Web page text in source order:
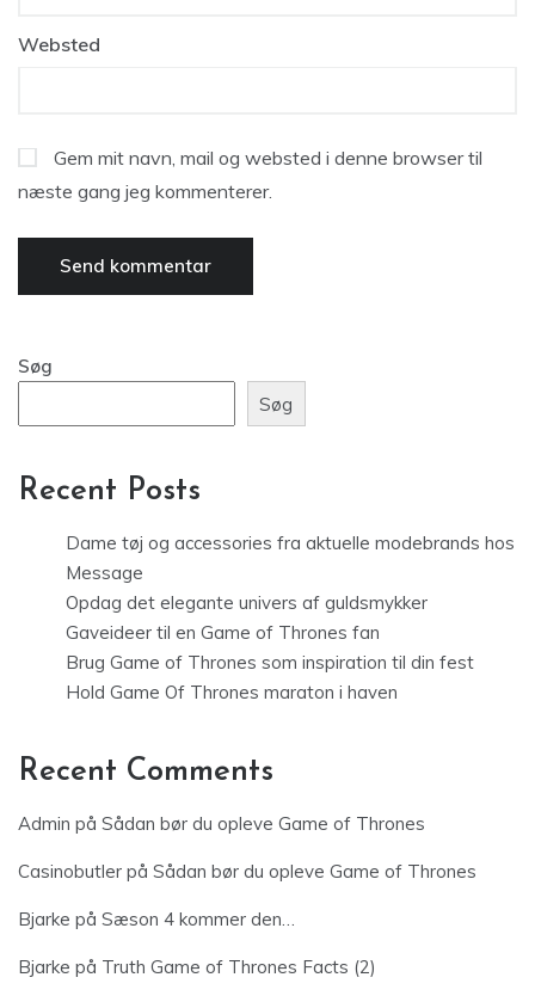
Websted
Gem mit navn, mail og websted i denne browser til
næste gang jeg kommenterer.
Søg
Søg
Recent Posts
Dame tøj og accessories fra aktuelle modebrands hos
Message
Opdag det elegante univers af guldsmykker
Gaveideer til en Game of Thrones fan
Brug Game of Thrones som inspiration til din fest
Hold Game Of Thrones maraton i haven
Recent Comments
Admin på Sådan bør du opleve Game of Thrones
Casinobutler på Sådan bør du opleve Game of Thrones
Bjarke på Sæson 4 kommer den…
Bjarke på Truth Game of Thrones Facts (2)